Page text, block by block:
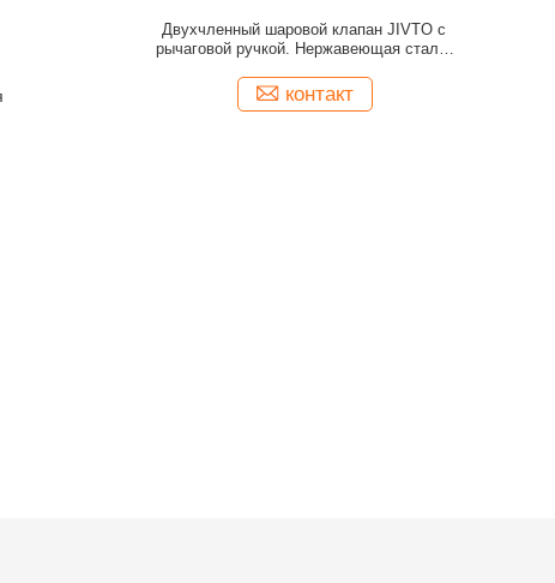
Двухчленный шаровой клапан JIVTO с
рычаговой ручкой. Нержавеющая сталь,
Использование для строительной техники и
т.д.
контакт